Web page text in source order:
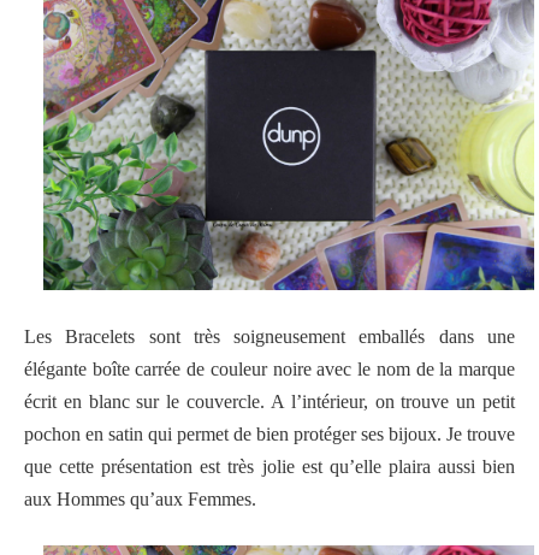
Les Bracelets sont très soigneusement emballés dans une
élégante boîte carrée de couleur noire avec le nom de la marque
écrit en blanc sur le couvercle. A l’intérieur, on trouve un petit
pochon en satin qui permet de bien protéger ses bijoux. Je trouve
que cette présentation est très jolie est qu’elle plaira aussi bien
aux Hommes qu’aux Femmes.